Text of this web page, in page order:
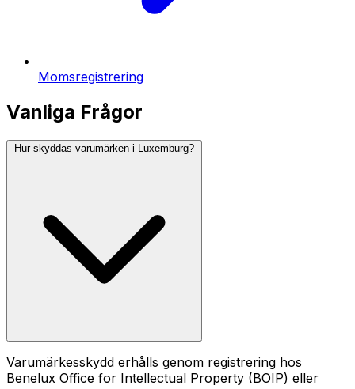
Momsregistrering
Vanliga Frågor
Hur skyddas varumärken i Luxemburg?
Varumärkesskydd erhålls genom registrering hos
Benelux Office for Intellectual Property (BOIP) eller